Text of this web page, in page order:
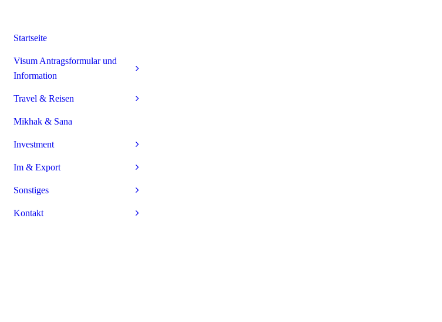
Startseite
Visum Antragsformular und
Information
Travel & Reisen
Mikhak & Sana
Investment
Im & Export
Sonstiges
Kontakt